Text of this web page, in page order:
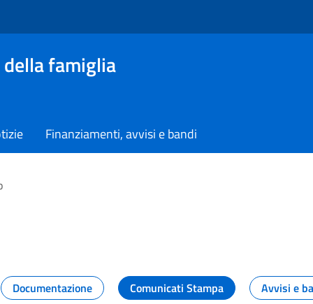
famiglia
Finanziamenti, avvisi e bandi
dal Dipartimento
Documentazione Comunicati Stampa
Avvisi e